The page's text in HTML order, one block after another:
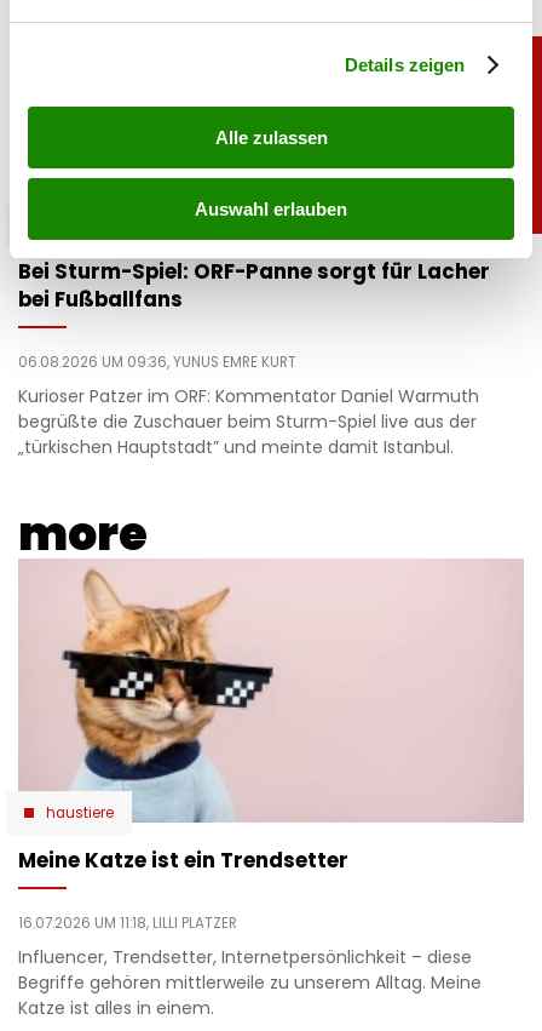
Details zeigen
Alle zulassen
Auswahl erlauben
Bei Sturm-Spiel: ORF-Panne sorgt für Lacher
bei Fußballfans
06.08.2026 UM 09:36,YUNUS EMRE KURT
Kurioser Patzer im ORF: Kommentator Daniel Warmuth
begrüßte die Zuschauer beim Sturm-Spiel live aus der
„türkischen Hauptstadt” und meinte damit Istanbul.
more
haustiere
Meine Katze ist ein Trendsetter
16.07.2026 UM 11:18, LILLI PLATZER
Influencer, Trendsetter, Internetpersönlichkeit – diese
Begriffe gehören mittlerweile zu unserem Alltag. Meine
Katze ist alles in einem.